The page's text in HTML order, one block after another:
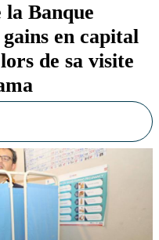
Banque
en capital
de sa visite